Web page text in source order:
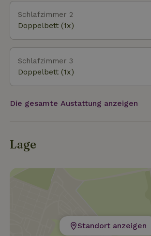
Schlafzimmer 2
Doppelbett (1x)
Schlafzimmer 3
Doppelbett (1x)
Die gesamte Austattung anzeigen
Lage
Standort anzeigen